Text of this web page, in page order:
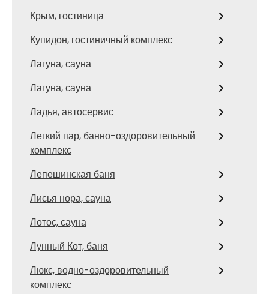
Крым, гостиница
Купидон, гостиничный комплекс
Лагуна, сауна
Лагуна, сауна
Ладья, автосервис
Легкий пар, банно-оздоровительный
комплекс
Лепешинская баня
Лисья нора, сауна
Лотос, сауна
Лунный Кот, баня
Люкс, водно-оздоровительный
комплекс